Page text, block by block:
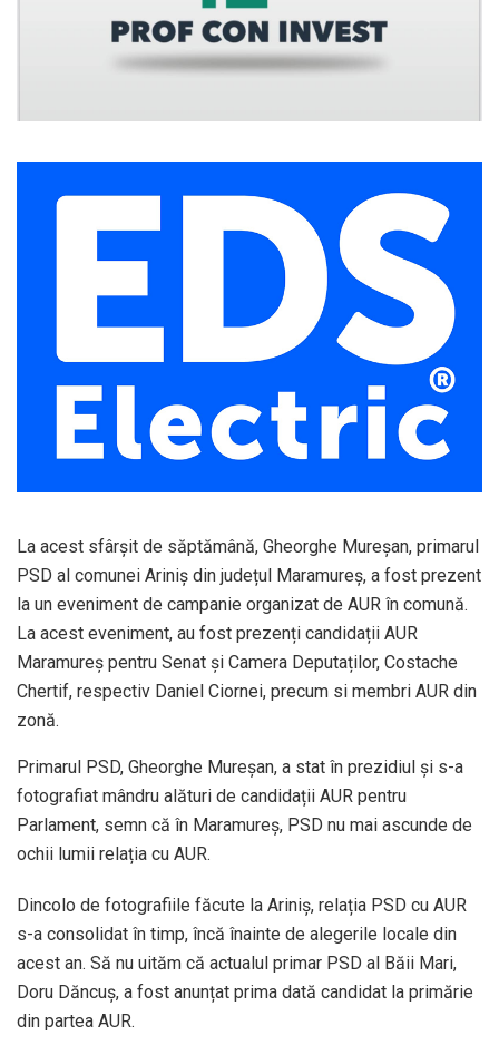
La acest sfârșit de săptămână, Gheorghe Mureșan, primarul
PSD al comunei Ariniș din județul Maramureș, a fost prezent
la un eveniment de campanie organizat de AUR în comună.
La acest eveniment, au fost prezenți candidații AUR
Maramureș pentru Senat și Camera Deputaților, Costache
Chertif, respectiv Daniel Ciornei, precum si membri AUR din
zonă.
Primarul PSD, Gheorghe Mureșan, a stat în prezidiul și s-a
fotografiat mândru alături de candidații AUR pentru
Parlament, semn că în Maramureș, PSD nu mai ascunde de
ochii lumii relația cu AUR.
Dincolo de fotografiile făcute la Ariniș, relația PSD cu AUR
s-a consolidat în timp, încă înainte de alegerile locale din
acest an. Să nu uităm că actualul primar PSD al Băii Mari,
Doru Dăncuș, a fost anunțat prima dată candidat la primărie
din partea AUR.